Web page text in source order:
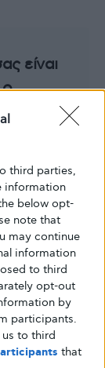
third parties,
information
below opt-
note that
may continue
information
to third
opt-out
by
participants.
to third
that
είναι
ένα
και
το
επίσης